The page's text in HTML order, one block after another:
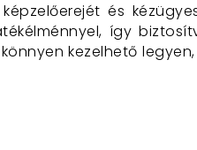
és
így
kezelhető